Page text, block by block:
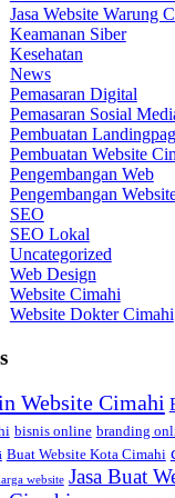
Jasa Website Warung
Keamanan Siber
Kesehatan
News
Pemasaran Digital
Pemasaran Sosial
Pembuatan
Pembuatan Website
Pengembangan Web
Pengembangan
SEO
SEO Lokal
Uncategorized
Web Design
Website Cimahi
Website Dokter Cimahi
Website Cimahi
bisnis online branding
Buat Website Kota Cimahi
website Jasa Buat